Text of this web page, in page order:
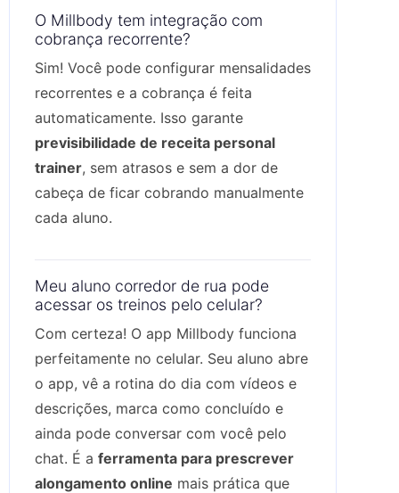
O Millbody tem integração com
cobrança recorrente?
Sim! Você pode configurar mensalidades
recorrentes e a cobrança é feita
automaticamente. Isso garante
previsibilidade de receita personal
trainer, sem atrasos e sem a dor de
cabeça de ficar cobrando manualmente
cada aluno.
Meu aluno corredor de rua pode
acessar os treinos pelo celular?
Com certeza! O app Millbody funciona
perfeitamente no celular. Seu aluno abre
o app, vê a rotina do dia com vídeos e
descrições, marca como concluído e
ainda pode conversar com você pelo
chat. É a ferramenta para prescrever
alongamento online mais prática que